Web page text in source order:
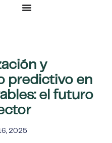
y
predictivo en
el futuro
2025